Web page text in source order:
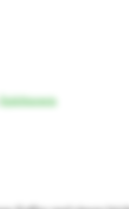
Spirituosen